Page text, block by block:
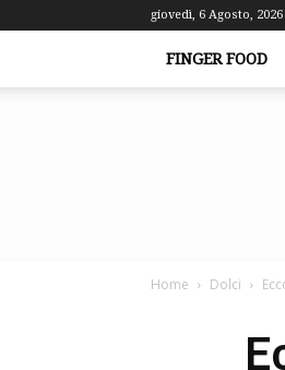
giovedì, 6 Agosto, 2026
FINGER FOOD
Home Dolci